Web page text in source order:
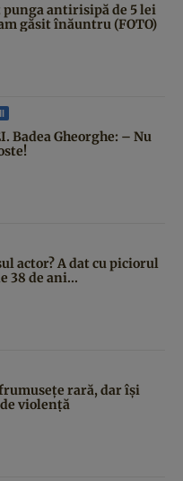
punga antirisipă de 5 lei
găsit înăuntru (FOTO)
Badea Gheorghe: – Nu
actor? A dat cu piciorul
38 de ani...
frumusețe rară, dar își
violență